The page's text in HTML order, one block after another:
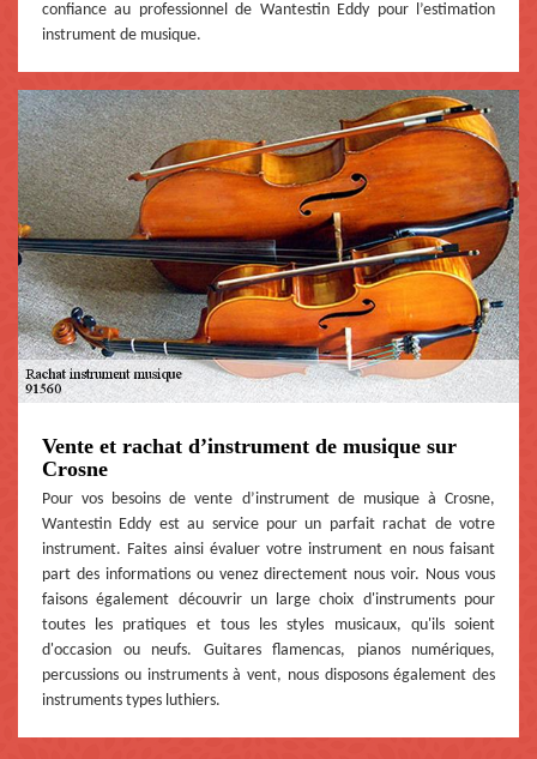
confiance au professionnel de Wantestin Eddy pour l’estimation
instrument de musique.
Vente et rachat d’instrument de musique sur
Crosne
Pour vos besoins de vente d’instrument de musique à Crosne,
Wantestin Eddy est au service pour un parfait rachat de votre
instrument. Faites ainsi évaluer votre instrument en nous faisant
part des informations ou venez directement nous voir. Nous vous
faisons également découvrir un large choix d'instruments pour
toutes les pratiques et tous les styles musicaux, qu'ils soient
d'occasion ou neufs. Guitares flamencas, pianos numériques,
percussions ou instruments à vent, nous disposons également des
instruments types luthiers.